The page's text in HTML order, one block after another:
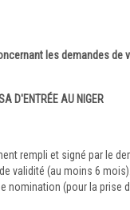
les demandes de
D'ENTRÉE AU NIGER
rempli et signé par le
validité (au moins 6 mois).
nomination (pour la prise